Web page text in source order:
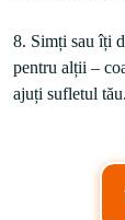
8. Simți sau îți
pentru alții –